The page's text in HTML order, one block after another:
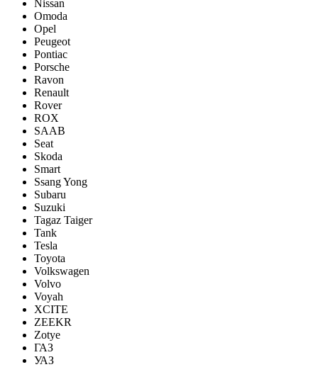
Nissan
Omoda
Opel
Peugeot
Pontiac
Porsсhe
Ravon
Renault
Rover
ROX
SAAB
Seat
Skoda
Smart
Ssang Yong
Subaru
Suzuki
Tagaz Taiger
Tank
Tesla
Toyota
Volkswagen
Volvo
Voyah
XCITE
ZEEKR
Zotye
ГАЗ
УАЗ